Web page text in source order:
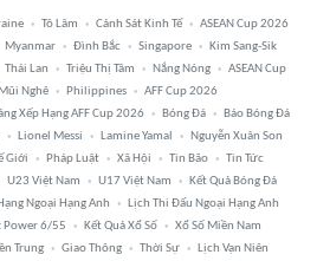
Tô Lâm Cảnh Sát Kinh Tế
ASEAN Cup 2026
Myanmar Đình Bắc Singapore
Kim Sang-Sik
Thái Lan Triệu Thị Tâm Nắng Nóng
ASEAN Cup
Mũi Nghê Philippines
AFF Cup 2026
Xếp Hạng AFF Cup 2026 Bóng Đá
Báo Bóng Đá
Lionel Messi Lamine Yamal
Nguyễn Xuân Son
Giới Pháp Luật Xã Hội Tin Bão
Tin Tức
U23 Việt Nam U17 Việt Nam
Kết Quả Bóng Đá
Ngoại Hạng Anh
Lịch Thi Đấu Ngoại Hạng Anh
Power 6/55 Kết Quả Xổ Số
Xổ Số Miền Nam
Trung Giao Thông Thời Sự Lịch Vạn Niên